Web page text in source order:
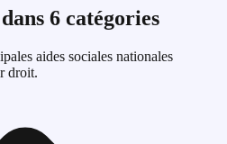
6 catégories
aides sociales nationales
droit.